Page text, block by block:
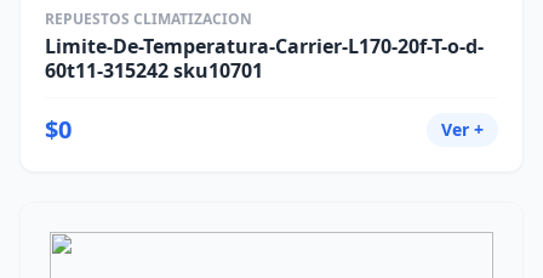
REPUESTOS CLIMATIZACION
Limite-De-Temperatura-Carrier-L170-20f-T-o-d-
60t11-315242 sku10701
$0 Ver +